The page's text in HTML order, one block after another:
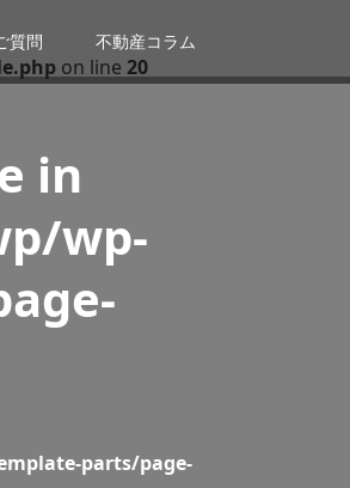
質問 不動産コラム
on line 20
in
wp-
parts/page-